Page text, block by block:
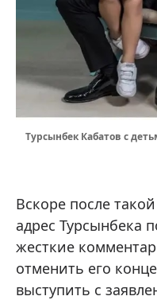
Турсынбек Кабатов с
Вскоре после
адрес Турсынбека
жесткие
отменить его
выступить с